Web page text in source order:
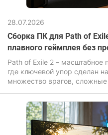
28.07.2026
Сборка ПК для Path of
плавного геймплея без
Path of Exile 2 – масштабное
где ключевой упор сделан
множество врагов,